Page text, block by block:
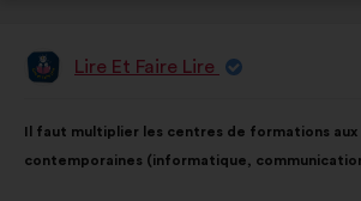
Propozycja:Lire Et Faire Lire
propozycji:
Il faut multiplier les centres de formations
contemporaines (informatique,
czym
głosy